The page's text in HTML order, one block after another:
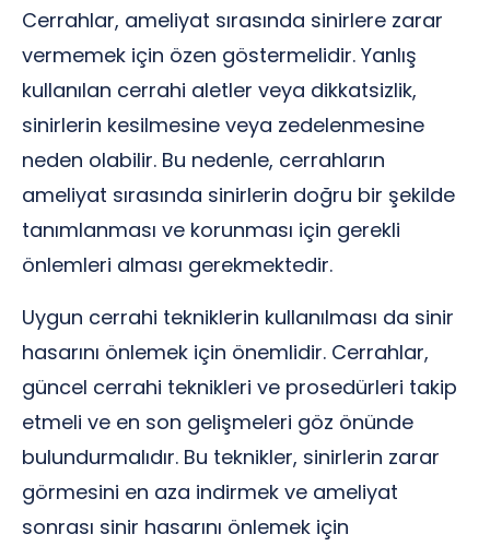
Cerrahlar, ameliyat sırasında sinirlere zarar
vermemek için özen göstermelidir. Yanlış
kullanılan cerrahi aletler veya dikkatsizlik,
sinirlerin kesilmesine veya zedelenmesine
neden olabilir. Bu nedenle, cerrahların
ameliyat sırasında sinirlerin doğru bir şekilde
tanımlanması ve korunması için gerekli
önlemleri alması gerekmektedir.
Uygun cerrahi tekniklerin kullanılması da sinir
hasarını önlemek için önemlidir. Cerrahlar,
güncel cerrahi teknikleri ve prosedürleri takip
etmeli ve en son gelişmeleri göz önünde
bulundurmalıdır. Bu teknikler, sinirlerin zarar
görmesini en aza indirmek ve ameliyat
sonrası sinir hasarını önlemek için